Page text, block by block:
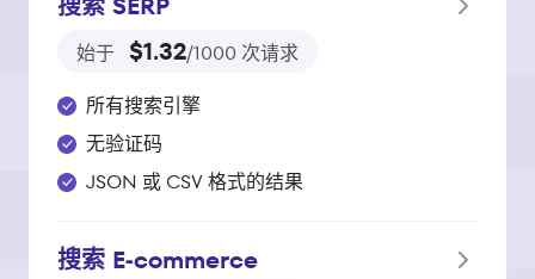
始于 $1.32/1000 次请求
所有搜索引擎
无验证码
JSON 或 CSV 格式的结果
搜索 E‑commerce